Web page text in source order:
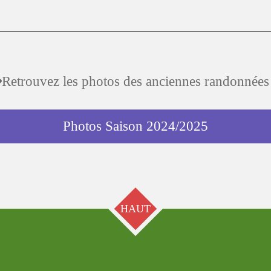
Retrouvez les photos des anciennes
Photos Saison 2024/2025
HAUT